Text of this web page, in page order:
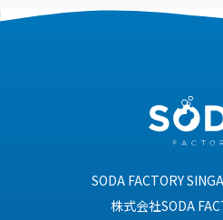
SODA FACTORY
株式会社SODA